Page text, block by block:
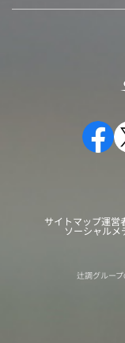
サイトマップ運営
ソーシャルメ
辻調グループ